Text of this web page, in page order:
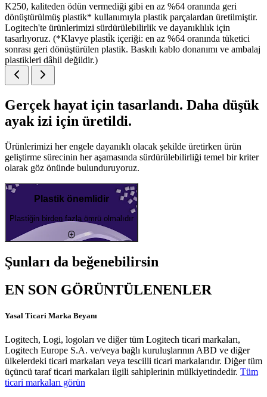
K250, kaliteden ödün vermediği gibi en az %64 oranında geri
dönüştürülmüş plastik* kullanımıyla plastik parçalardan üretilmiştir.
Logitech'te ürünlerimizi sürdürülebilirlik ve dayanıklılık için
tasarlıyoruz. (*Klavye plasti̇k içeriği: en az %64 oranında tüketici
sonrası geri dönüştürülen plastik. Baskılı kablo donanımı ve ambalaj
plastikleri dâhil değildir.)
Gerçek hayat için tasarlandı. Daha düşük
ayak izi için üretildi.
Ürünlerimizi her engele dayanıklı olacak şekilde üretirken ürün
geliştirme sürecinin her aşamasında sürdürülebilirliği temel bir kriter
olarak göz önünde bulunduruyoruz.
Plastik önemlidir
Plastiğin birden fazla ömrü olmalıdır
Şunları da beğenebilirsin
EN SON GÖRÜNTÜLENENLER
Yasal Ticari Marka Beyanı
Logitech, Logi, logoları ve diğer tüm Logitech ticari markaları,
Logitech Europe S.A. ve/veya bağlı kuruluşlarının ABD ve diğer
ülkelerdeki ticari markaları veya tescilli ticari markalarıdır. Diğer tüm
üçüncü taraf ticari markaları ilgili sahiplerinin mülkiyetindedir. Tüm
ticari markaları görün